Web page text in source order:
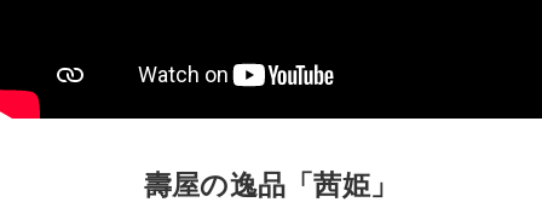
壽屋の逸品「茜姫」